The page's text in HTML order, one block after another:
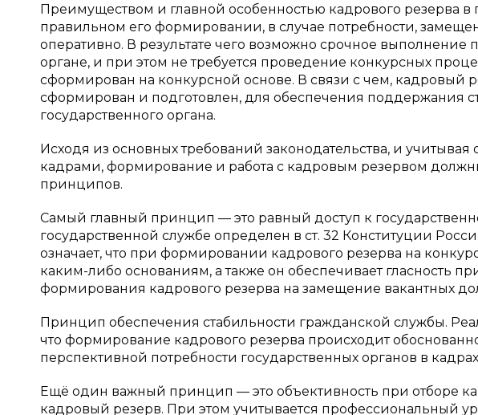
Преимуществом и главной особенностью кадрового резерва в
правильном его формировании, в случае потребности,
оперативно. В результате чего возможно срочное выполнение
органе, и при этом не требуется проведение конкурсных
сформирован на конкурсной основе. В связи с чем, кадровый
сформирован и подготовлен, для обеспечения поддержания
государственного органа.
Исходя из основных требований законодательства, и
кадрами, формирование и работа с кадровым резервом
принципов.
Самый главный принцип — это равный доступ к
государственной службе определен в ст. 32 Конституции
означает, что при формировании кадрового резерва на
каким-либо основаниям, а также он обеспечивает гласность
формирования кадрового резерва на замещение вакантных
Принцип обеспечения стабильности гражданской службы.
что формирование кадрового резерва происходит
перспективной потребности государственных органов в
Ещё один важный принцип — это объективность при отборе
кадровый резерв. При этом учитывается профессиональный